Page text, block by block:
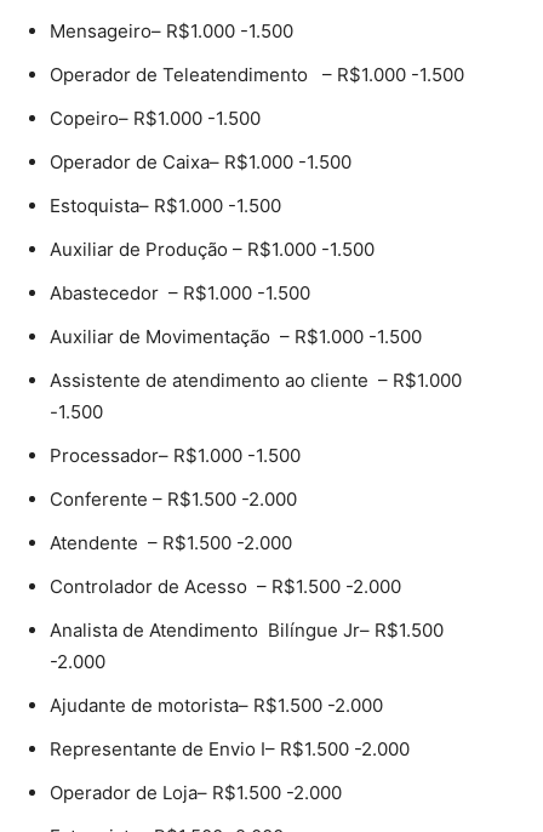
Mensageiro– R$1.000 -1.500
Operador de Teleatendimento – R$1.000 -1.500
Copeiro– R$1.000 -1.500
Operador de Caixa– R$1.000 -1.500
Estoquista– R$1.000 -1.500
Auxiliar de Produção – R$1.000 -1.500
Abastecedor – R$1.000 -1.500
Auxiliar de Movimentação – R$1.000 -1.500
Assistente de atendimento ao cliente – R$1.000
-1.500
Processador– R$1.000 -1.500
Conferente – R$1.500 -2.000
Atendente – R$1.500 -2.000
Controlador de Acesso – R$1.500 -2.000
Analista de Atendimento Bilíngue Jr– R$1.500
-2.000
Ajudante de motorista– R$1.500 -2.000
Representante de Envio I– R$1.500 -2.000
Operador de Loja– R$1.500 -2.000